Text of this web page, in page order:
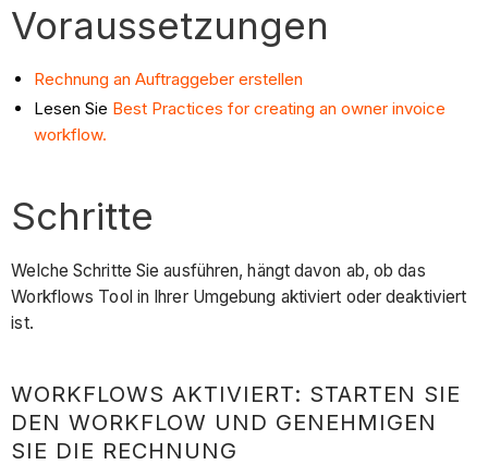
Voraussetzungen
Rechnung an Auftraggeber erstellen
Lesen Sie Best Practices for creating an owner invoice
workflow.
Schritte
Welche Schritte Sie ausführen, hängt davon ab, ob das
Workflows Tool in Ihrer Umgebung aktiviert oder deaktiviert
ist.
WORKFLOWS AKTIVIERT: STARTEN SIE
DEN WORKFLOW UND GENEHMIGEN
SIE DIE RECHNUNG